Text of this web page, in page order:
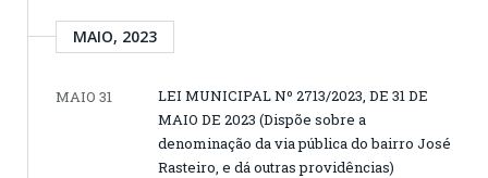
MAIO, 2023
MAIO 31
LEI MUNICIPAL Nº 2713/2023, DE 31 DE
MAIO DE 2023 (Dispõe sobre a
denominação da via pública do bairro José
Rasteiro, e dá outras providências)